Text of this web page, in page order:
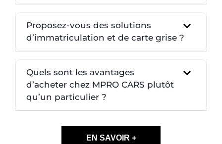
Proposez-vous des solutions
d’immatriculation et de carte grise ?
Quels sont les avantages
d’acheter chez MPRO CARS plutôt
qu’un particulier ?
EN SAVOIR +